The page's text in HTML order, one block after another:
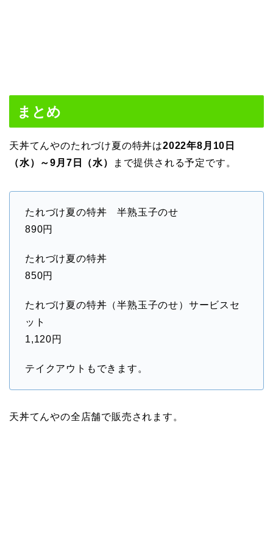
まとめ
天丼てんやのたれづけ夏の特丼は2022年8月10日
（水）～9月7日（水）
まで提供される予定です。
たれづけ夏の特丼 半熟玉子のせ
890円
たれづけ夏の特丼
850円
たれづけ夏の特丼（半熟玉子のせ）サービスセ
ット
1,120円
テイクアウトもできます。
天丼てんやの全店舗で販売されます。